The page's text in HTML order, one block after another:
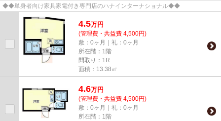
◆◆単身者向け家具家電付き専門店のハナインターナショナル◆◆
4.5万円
(管理費・共益費 4,500円)
敷：0ヶ月｜礼：0ヶ月
所在階：1階
間取り：1R
面積：13.38㎡
4.6万円
(管理費・共益費 4,500円)
敷：0ヶ月｜礼：0ヶ月
所在階：1階